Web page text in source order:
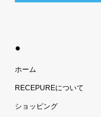
●
ホーム
RECEPUREについて
ショッピング